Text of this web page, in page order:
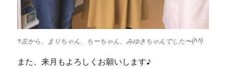
↑左から、まりちゃん、ちーちゃん、みゆきちゃんでした〜(^^)
また、来月もよろしくお願いします♪